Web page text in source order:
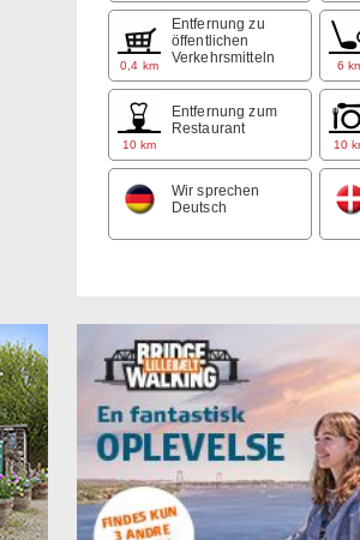
0,4 km
Entfernung zu
öffentlichen
Verkehrsmitteln
6
10 km
Entfernung zum
Restaurant
10
Wir sprechen
Deutsch